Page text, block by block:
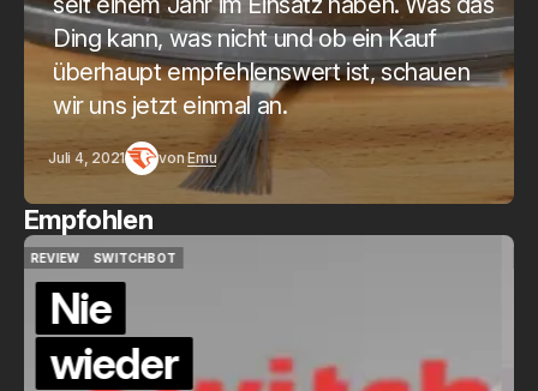
Ding kann, was nicht und ob ein Kauf
überhaupt empfehlenswert ist, schauen
wir uns jetzt einmal an.
Juli 4, 2021 vonEmu
Empfohlen
QUICKCHECK
HOME ASSISTANT